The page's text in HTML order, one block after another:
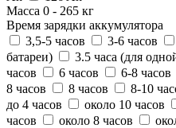
Масса 0 - 265 кг
Время зарядки аккумулятора
3,5-5 часов
3-6 часов
батареи)
3.5 часа (для
часов
6 часов 6-8 часов
8 часов
8 часов 8-10
до 4 часов
около 10 часов
часов
около 8 часов